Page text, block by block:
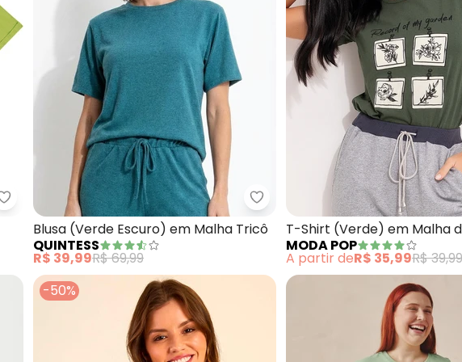
Malwee - Blusa Box em Malha (Verde Limão)Quintess - Blusa (Verde Escuro)
Blusa (Verde Escuro) em Malha Tricô
QUINTESS
R$ 39,99R$ 69,99
T-Shirt (Verde) em Malha
MODA POP
A partir deR$ 35,99R$ 39,99
-50%